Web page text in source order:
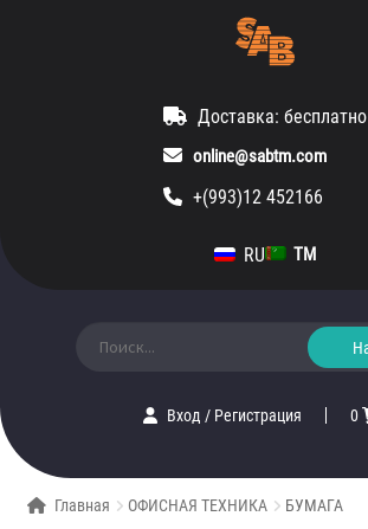
Доставка: бесплатно
online@sabtm.com
+(993)12 452166
RU TM
Вход/ Регистрация 0
Главная ОФИСНАЯ ТЕХНИКА БУМАГА